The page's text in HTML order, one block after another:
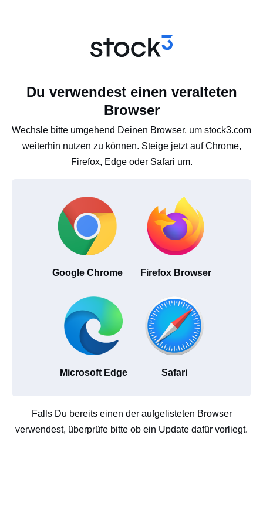
Du verwendest einen veralteten
Browser
Wechsle bitte umgehend Deinen Browser, um stock3.com
weiterhin nutzen zu können. Steige jetzt auf Chrome,
Firefox, Edge oder Safari um.
Google Chrome Firefox Browser
Microsoft Edge Safari
Falls Du bereits einen der aufgelisteten Browser
verwendest, überprüfe bitte ob ein Update dafür vorliegt.